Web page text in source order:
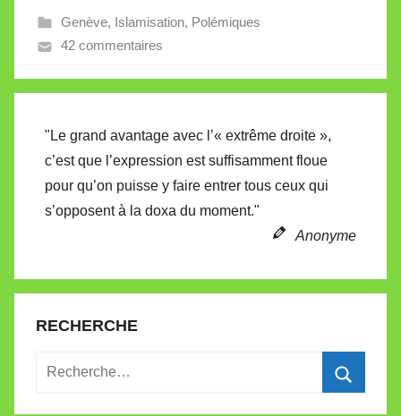
V
a
l
t
t
e
Genève, Islamisation, Polémiques
42 commentaires
"Le grand avantage avec l’« extrême droite »,
c’est que l’expression est suffisamment floue
pour qu’on puisse y faire entrer tous ceux qui
s’opposent à la doxa du moment."
Anonyme
RECHERCHE
Recherche